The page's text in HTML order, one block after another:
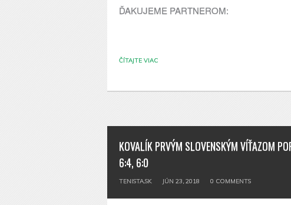
ĎAKUJEME PARTNEROM:
ČÍTAJTE VIAC
KOVALÍK PRVÝM SLOVENSKÝM VÍŤAZOM
6:4, 6:0
TENISTA.SK JÚN 23, 2018 0 COMMENTS